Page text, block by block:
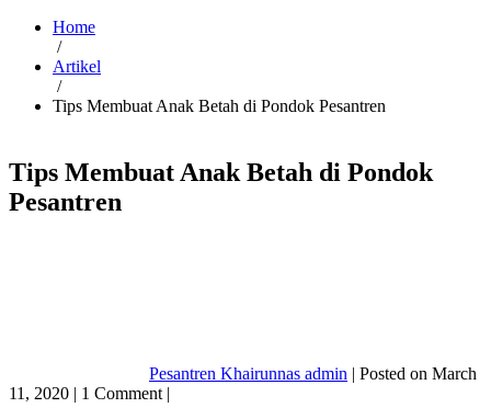
Home
/
Artikel
/
Tips Membuat Anak Betah di Pondok Pesantren
Tips Membuat Anak Betah di Pondok
Pesantren
Pesantren Khairunnas admin | Posted on March
11, 2020 | 1 Comment |